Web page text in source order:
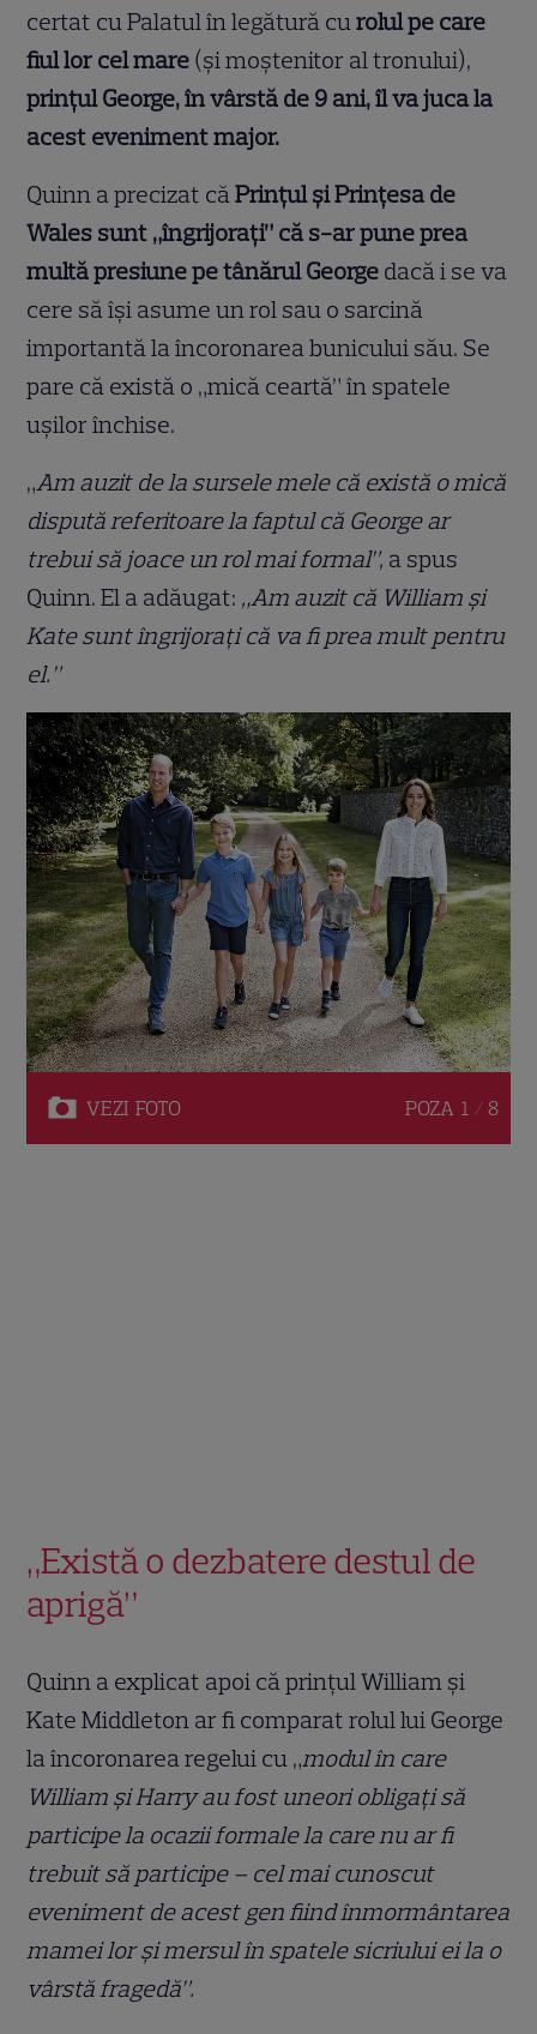
certat cu Palatul în legătură curolul pe care
fiul lor cel mare (și moștenitor al tronului),
prințul George, în vârstă de 9 ani, îl va juca la
acest eveniment major.
Quinn a precizat căPrințul și Prințesa de
Wales sunt „îngrijorați” că s-ar pune prea
multă presiune pe tânărul George dacă i se va
cere să își asume un rol sau o sarcină
importantă la încoronarea bunicului său. Se
pare că există o „mică ceartă” în spatele
ușilor închise.
„Am auzit de la sursele mele că există o mică
dispută referitoare la faptul că George ar
trebui să joace un rol mai formal”, a spus
Quinn. El a adăugat: „Am auzit că William și
Kate sunt îngrijorați că va fi prea mult pentru
el.”
VEZI FOTO POZA 1 / 8
„Există o dezbatere destul de
aprigă”
Quinn a explicat apoi că prințul William și
Kate Middleton ar fi comparat rolul lui George
la încoronarea regelui cu „modul în care
William și Harry au fost uneori obligați să
participe la ocazii formale la care nu ar fi
trebuit să participe – cel mai cunoscut
eveniment de acest gen fiind înmormântarea
mamei lor și mersul în spatele sicriului ei la o
vârstă fragedă”.